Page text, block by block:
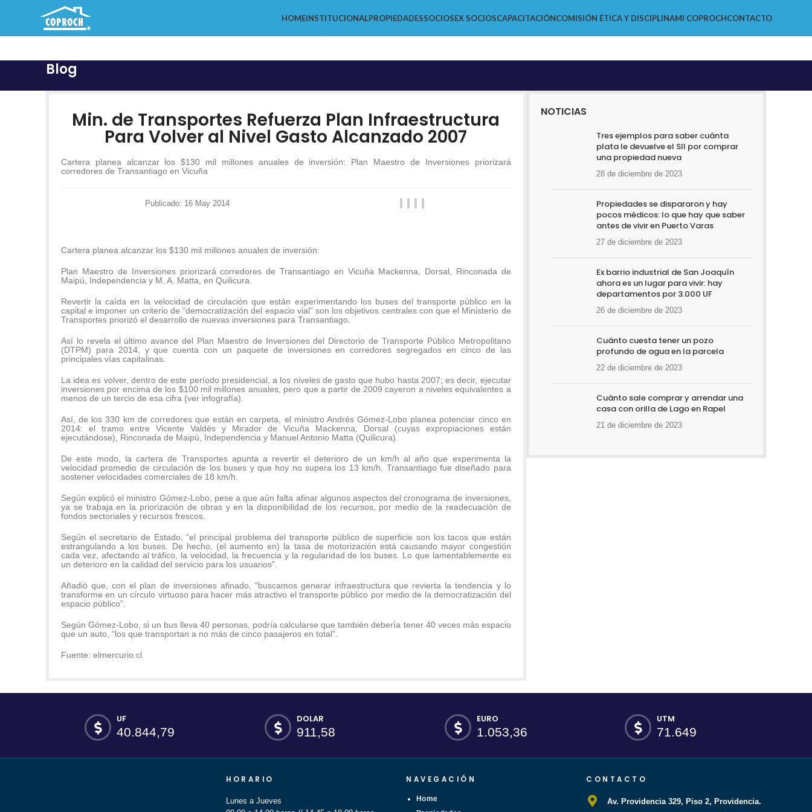
HOMEINSTITUCIONALPROPIEDADESSOCIOSEX SOCIOSCAPACITACIÓNCOMISIÓN ÉTICA Y DISCIPLINAMI COPROCHCONTACTO
Blog
Min. de Transportes Refuerza Plan Infraestructura
Para Volver al Nivel Gasto Alcanzado 2007
Cartera planea alcanzar los $130 mil millones anuales de inversión: Plan Maestro de Inversiones priorizará
corredores de Transantiago en Vicuña
Publicado: 16 May 2014
Cartera planea alcanzar los $130 mil millones anuales de inversión:
Plan Maestro de Inversiones priorizará corredores de Transantiago en Vicuña Mackenna, Dorsal, Rinconada de
Maipú, Independencia y M. A. Matta, en Quilicura.
Revertir la caída en la velocidad de circulación que están experimentando los buses del transporte público en la
capital e imponer un criterio de “democratización del espacio vial” son los objetivos centrales con que el Ministerio de
Transportes priorizó el desarrollo de nuevas inversiones para Transantiago.
Así lo revela el último avance del Plan Maestro de Inversiones del Directorio de Transporte Público Metropolitano
(DTPM) para 2014, y que cuenta con un paquete de inversiones en corredores segregados en cinco de las
principales vías capitalinas.
La idea es volver, dentro de este período presidencial, a los niveles de gasto que hubo hasta 2007; es decir, ejecutar
inversiones por encima de los $100 mil millones anuales, pero que a partir de 2009 cayeron a niveles equivalentes a
menos de un tercio de esa cifra (ver infografía).
Así, de los 330 km de corredores que están en carpeta, el ministro Andrés Gómez-Lobo planea potenciar cinco en
2014: el tramo entre Vicente Valdés y Mirador de Vicuña Mackenna, Dorsal (cuyas expropiaciones están
ejecutándose), Rinconada de Maipú, Independencia y Manuel Antonio Matta (Quilicura).
De este modo, la cartera de Transportes apunta a revertir el deterioro de un km/h al año que experimenta la
velocidad promedio de circulación de los buses y que hoy no supera los 13 km/h. Transantiago fue diseñado para
sostener velocidades comerciales de 18 km/h.
Según explicó el ministro Gómez-Lobo, pese a que aún falta afinar algunos aspectos del cronograma de inversiones,
ya se trabaja en la priorización de obras y en la disponibilidad de los recursos, por medio de la readecuación de
fondos sectoriales y recursos frescos.
Según el secretario de Estado, “el principal problema del transporte público de superficie son los tacos que están
estrangulando a los buses. De hecho, (el aumento en) la tasa de motorización está causando mayor congestión
cada vez, afectando al tráfico, la velocidad, la frecuencia y la regularidad de los buses. Lo que lamentablemente es
un deterioro en la calidad del servicio para los usuarios”.
Añadió que, con el plan de inversiones afinado, “buscamos generar infraestructura que revierta la tendencia y lo
transforme en un círculo virtuoso para hacer más atractivo el transporte público por medio de la democratización del
espacio público”.
Según Gómez-Lobo, si un bus lleva 40 personas, podría calcularse que también debería tener 40 veces más espacio
que un auto, “los que transportan a no más de cinco pasajeros en total”.
Fuente: elmercurio.cl
NOTICIAS
Tres ejemplos para saber cuánta
plata le devuelve el SII por comprar
una propiedad nueva
28 de diciembre de 2023
Propiedades se dispararon y hay
pocos médicos: lo que hay que saber
antes de vivir en Puerto Varas
27 de diciembre de 2023
Ex barrio industrial de San Joaquín
ahora es un lugar para vivir: hay
departamentos por 3.000 UF
26 de diciembre de 2023
Cuánto cuesta tener un pozo
profundo de agua en la parcela
22 de diciembre de 2023
Cuánto sale comprar y arrendar una
casa con orilla de Lago en Rapel
21 de diciembre de 2023
UF
40.844,79
DOLAR
911,58
EURO
1.053,36
UTM
71.649
HORARIO
Lunes a Jueves
NAVEGACIÓN
Home
CONTACTO
Av. Providencia 329, Piso 2, Providencia.